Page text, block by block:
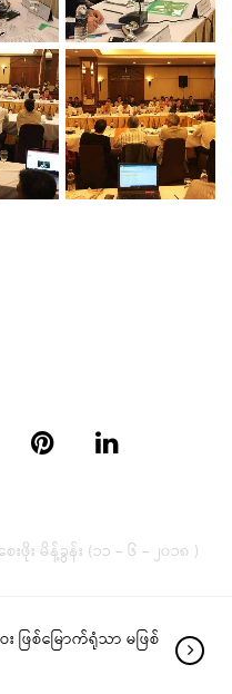
ဖိုး မိန့်ခွန်း (၁၁ – ၆ – ၂၀၁၈ )
ဖြစ်မြောက်ရုံသာ မဖြစ်